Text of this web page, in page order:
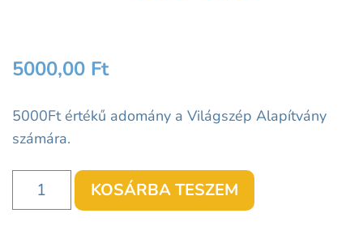
5000,00 Ft
5000Ft értékű adomány a Világszép Alapítvány
számára.
Adomány
mennyiség
KOSÁRBA TESZEM